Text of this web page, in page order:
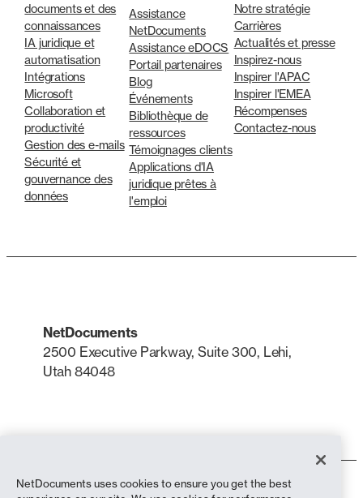
documents et des
connaissances
IA juridique et
automatisation
Intégrations
Microsoft
Collaboration et
productivité
Gestion des e-mails
Sécurité et
gouvernance des
données
Assistance
NetDocuments
Assistance eDOCS
Portail partenaires
Blog
Événements
Bibliothèque de
ressources
Témoignages clients
Applications d'IA
juridique prêtes à
l'emploi
Notre stratégie
Carrières
Actualités et presse
Inspirez-nous
Inspirer l'APAC
Inspirer l'EMEA
Récompenses
Contactez-nous
NetDocuments
2500 Executive Parkway, Suite 300, Lehi,
Utah 84048
Conditions d'utilisation
NetDocuments uses cookies to ensure you get the best